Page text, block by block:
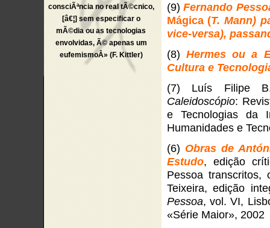
consciÃªncia no real tÃ©cnico,
[â€¦] sem especificar o
mÃ©dia ou as tecnologias
envolvidas, Ã© apenas um
eufemismoÂ» (F. Kittler)
(9)Fernando
Mágica (T. Mann)
vice-versa),
(8) Hermes ou a
Cultura e
(7) Luís Filipe
Caleidoscópio:
e Tecnologias da
Humanidades e
(6) Obras de
Estudo, edição
Pessoa
Teixeira, edição
Pessoa, vol. VI,
«Série Maior», 2002